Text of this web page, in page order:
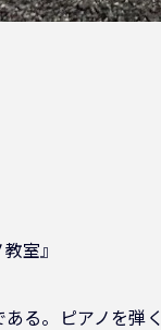
室』
る。ピアノを弾